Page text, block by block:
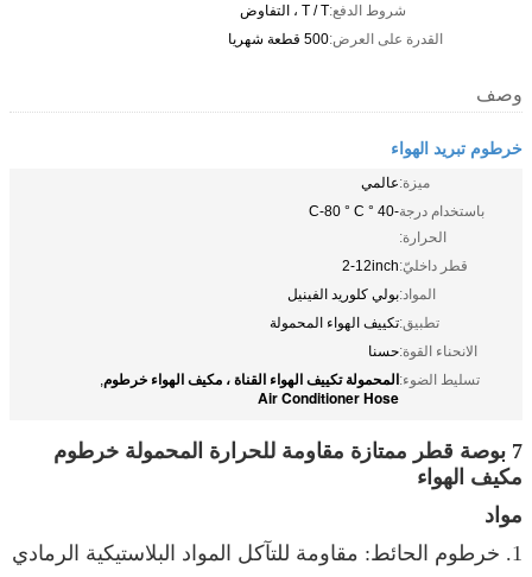
شروط الدفع:T / T ، التفاوض
القدرة على العرض:500 قطعة شهريا
وصف
خرطوم تبريد الهواء
ميزة:عالمي
باستخدام درجة
الحرارة:
-40 ° C-80 ° C
قطر داخليّ:2-12inch
المواد:بولي كلوريد الفينيل
تطبيق:تكييف الهواء المحمولة
الانحناء القوة:حسنا
تسليط الضوء:المحمولة تكييف الهواء القناة ، مكيف الهواء خرطوم,
Air Conditioner Hose
7 بوصة قطر ممتازة مقاومة للحرارة المحمولة خرطوم
مكيف الهواء
مواد
1. خرطوم الحائط: مقاومة للتآكل المواد البلاستيكية الرمادي